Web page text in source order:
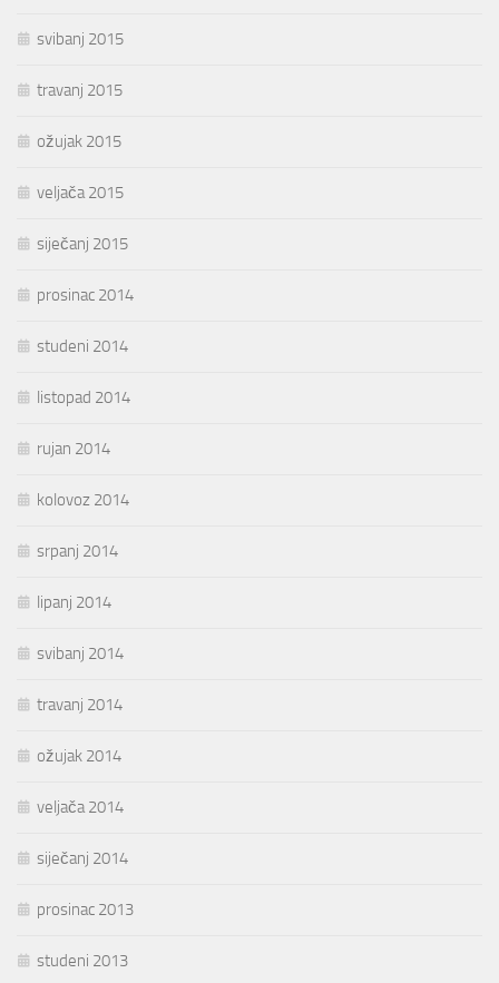
svibanj 2015
travanj 2015
ožujak 2015
veljača 2015
siječanj 2015
prosinac 2014
studeni 2014
listopad 2014
rujan 2014
kolovoz 2014
srpanj 2014
lipanj 2014
svibanj 2014
travanj 2014
ožujak 2014
veljača 2014
siječanj 2014
prosinac 2013
studeni 2013